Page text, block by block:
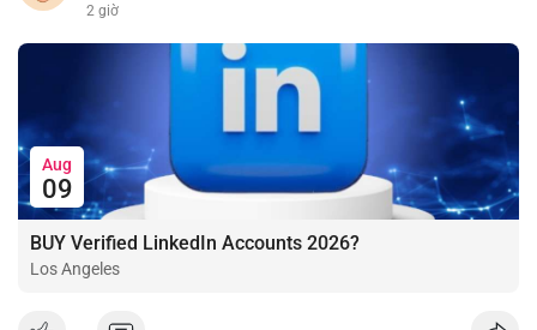
2 giờ
Aug
09
BUY Verified LinkedIn Accounts 2026?
Los Angeles